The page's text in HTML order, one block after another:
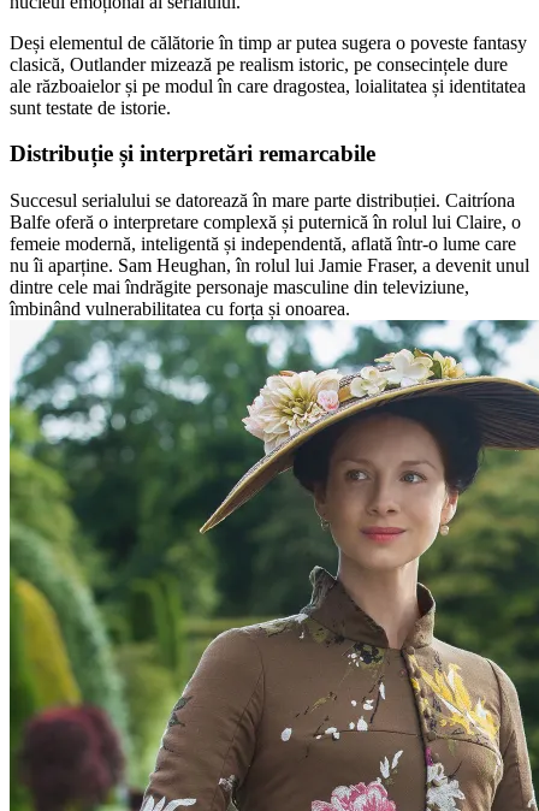
Deși elementul de călătorie în timp ar putea sugera o poveste fantasy
clasică, Outlander mizează pe realism istoric, pe consecințele dure
ale războaielor și pe modul în care dragostea, loialitatea și identitatea
sunt testate de istorie.
Distribuție și interpretări remarcabile
Succesul serialului se datorează în mare parte distribuției. Caitríona
Balfe oferă o interpretare complexă și puternică în rolul lui Claire, o
femeie modernă, inteligentă și independentă, aflată într-o lume care
nu îi aparține. Sam Heughan, în rolul lui Jamie Fraser, a devenit unul
dintre cele mai îndrăgite personaje masculine din televiziune,
îmbinând vulnerabilitatea cu forța și onoarea.